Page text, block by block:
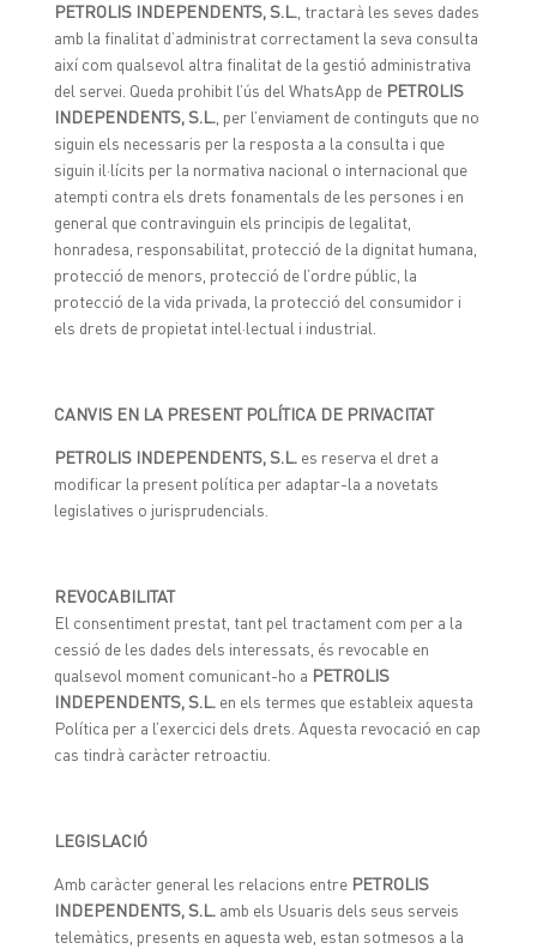
PETROLIS INDEPENDENTS, S.L., tractarà les seves dades
amb la finalitat d’administrat correctament la seva consulta
així com qualsevol altra finalitat de la gestió administrativa
del servei. Queda prohibit l’ús del WhatsApp de PETROLIS
INDEPENDENTS, S.L., per l’enviament de continguts que no
siguin els necessaris per la resposta a la consulta i que
siguin il·lícits per la normativa nacional o internacional que
atempti contra els drets fonamentals de les persones i en
general que contravinguin els principis de legalitat,
honradesa, responsabilitat, protecció de la dignitat humana,
protecció de menors, protecció de l’ordre públic, la
protecció de la vida privada, la protecció del consumidor i
els drets de propietat intel·lectual i industrial.
CANVIS EN LA PRESENT POLÍTICA DE PRIVACITAT
PETROLIS INDEPENDENTS, S.L.es reserva el dret a
modificar la present política per adaptar-la a novetats
legislatives o jurisprudencials.
REVOCABILITAT
El consentiment prestat, tant pel tractament com per a la
cessió de les dades dels interessats, és revocable en
qualsevol moment comunicant-ho a PETROLIS
INDEPENDENTS, S.L.en els termes que estableix aquesta
Política per a l’exercici dels drets. Aquesta revocació en cap
cas tindrà caràcter retroactiu.
LEGISLACIÓ
Amb caràcter general les relacions entre PETROLIS
INDEPENDENTS, S.L.amb els Usuaris dels seus serveis
telemàtics, presents en aquesta web, estan sotmesos a la